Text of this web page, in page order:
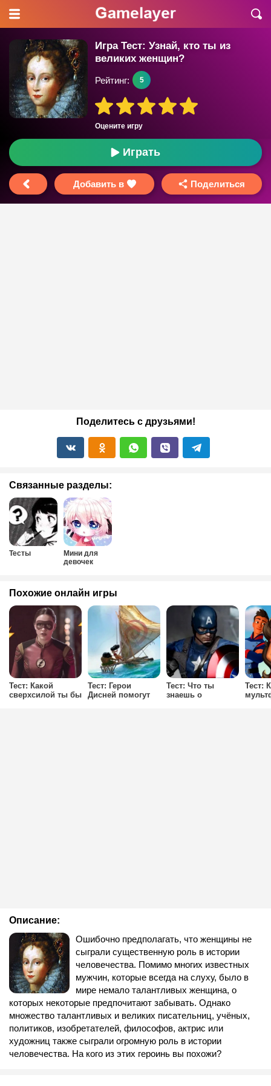
Игра Тест: Узнай, кто ты из
великих женщин?
Оцените игру
Рейтинг: 5
Играть
Добавить в Поделиться
Поделитесь с друзьями!
Связанные разделы:
Тесты
Мини для
девочек
Описание:
Ошибочно предполагать, что женщины не
сыграли существенную роль в истории
человечества. Помимо многих известных
мужчин, которые всегда на слуху, было в
мире немало талантливых женщина, о
которых некоторые предпочитают забывать. Однако
множество талантливых и великих писательниц, учёных,
политиков, изобретателей, философов, актрис или
художниц также сыграли огромную роль в истории
человечества. На кого из этих героинь вы похожи?
Похожие онлайн игры
Тест: Какой
сверхсилой ты бы
Тест: Герои
Дисней помогут
Тест: Что ты
знаешь о
Тест: